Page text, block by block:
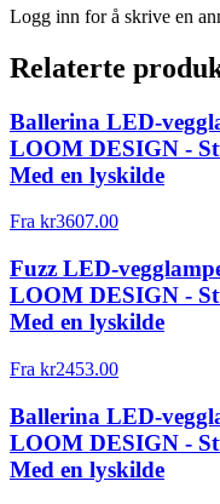
Logg inn for å skrive en
Relaterte
Ballerina LED-
LOOM DESIGN -
Med en lyskilde
Fra kr3607.00
Fuzz LED-
LOOM DESIGN -
Med en lyskilde
Fra kr2453.00
Ballerina LED-
LOOM DESIGN -
Med en lyskilde